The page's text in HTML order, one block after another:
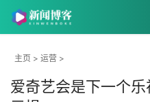
主页 > 运营 >
爱奇艺会是下一个